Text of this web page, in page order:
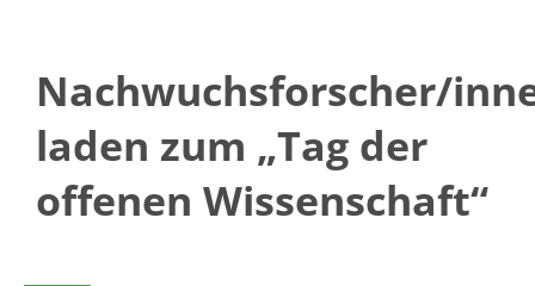
Nachwuchsforscher/
laden zum „Tag der
offenen Wissenschaft“